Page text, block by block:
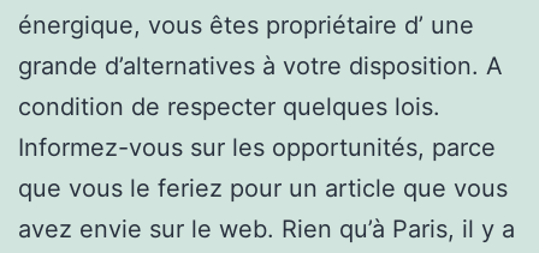
énergique, vous êtes propriétaire d’ une
grande d’alternatives à votre disposition. A
condition de respecter quelques lois.
Informez-vous sur les opportunités, parce
que vous le feriez pour un article que vous
avez envie sur le web. Rien qu’à Paris, il y a